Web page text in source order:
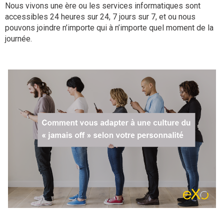
Alternative à
Microsoft 365
Produit
La Plateforme
Pourquoi eXo
Internationalisation
Mobile
No code
Intégrations
IA maitrisée
Nous vivons une ère ou les services informatiques sont
accessibles 24 heures sur 24, 7 jours sur 7, et ou nous
pouvons joindre n’importe qui à n’importe quel moment de la
journée.